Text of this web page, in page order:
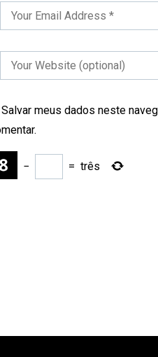
Salvar meus dados neste
− = três